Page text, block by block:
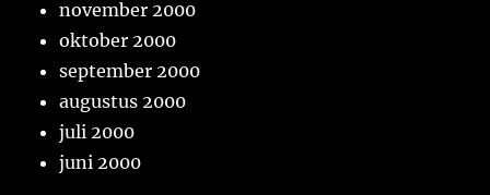
november 2000
oktober 2000
september 2000
augustus 2000
juli 2000
juni 2000